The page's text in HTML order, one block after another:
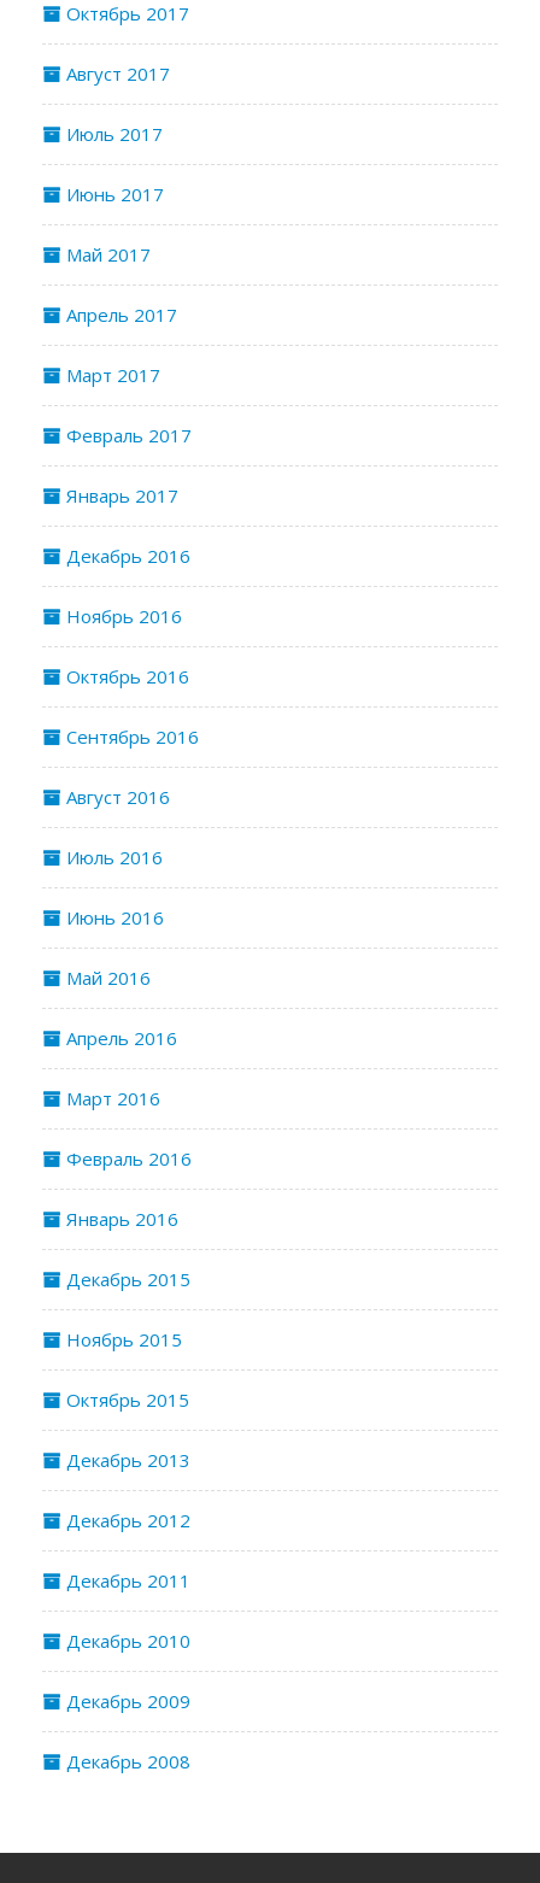
Октябрь 2017
Август 2017
Июль 2017
Июнь 2017
Май 2017
Апрель 2017
Март 2017
Февраль 2017
Январь 2017
Декабрь 2016
Ноябрь 2016
Октябрь 2016
Сентябрь 2016
Август 2016
Июль 2016
Июнь 2016
Май 2016
Апрель 2016
Март 2016
Февраль 2016
Январь 2016
Декабрь 2015
Ноябрь 2015
Октябрь 2015
Декабрь 2013
Декабрь 2012
Декабрь 2011
Декабрь 2010
Декабрь 2009
Декабрь 2008